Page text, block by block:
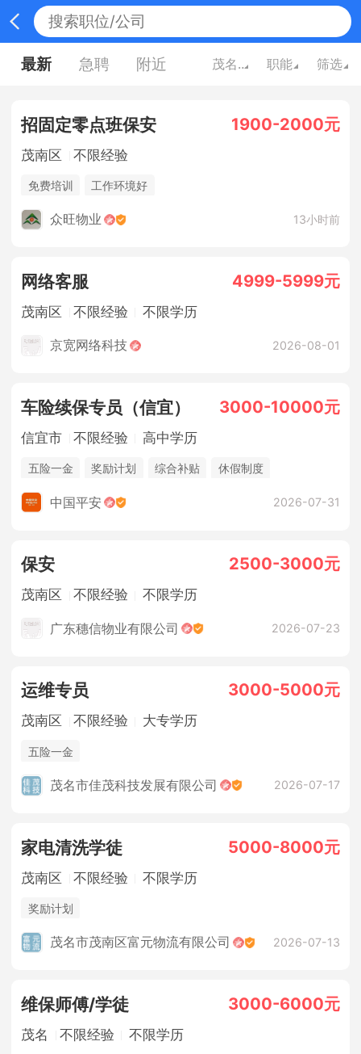
最新 急聘 附近 茂名广东 职能 筛选
招固定零点班保安 1900-2000元
茂南区 不限经验
免费培训 工作环境好
众旺物业 13小时前
网络客服 4999-5999元
茂南区 不限经验 不限学历
京宽网络科技 2026-08-01
车险续保专员（信宜） 3000-10000元
信宜市 不限经验 高中学历
五险一金 奖励计划 综合补贴
休假制度
法定节假日
中国平安 2026-07-31
保安 2500-3000元
茂南区 不限经验 不限学历
广东穗信物业有限公司 2026-07-23
运维专员 3000-5000元
茂南区 不限经验 大专学历
五险一金
茂名市佳茂科技发展有限公司 2026-07-17
家电清洗学徒 5000-8000元
茂南区 不限经验 不限学历
奖励计划
茂名市茂南区富元物流有限公司 2026-07-13
维保师傅/学徒 3000-6000元
茂名 不限经验 不限学历